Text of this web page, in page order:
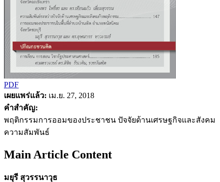
PDF
เผยแพร่แล้ว: เม.ย. 27, 2018
คำสำคัญ:
พฤติกรรมการออมของประชาชน ปัจจัยด้านเศรษฐกิจและสังคม
ความสัมพันธ์
Main Article Content
มยุรี สุวรรนาวุธ